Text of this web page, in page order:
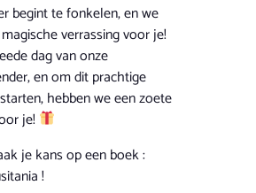
begint te fonkelen, en we
verrassing voor je!
dag van onze
en om dit prachtige
hebben we een zoete
je!
je kans op een boek :
!